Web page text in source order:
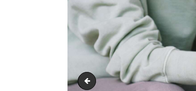
Dépression, consulter un psy